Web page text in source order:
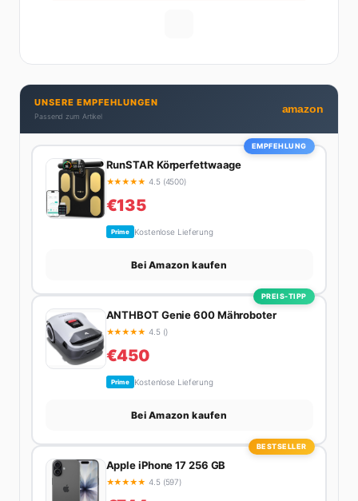
UNSERE EMPFEHLUNGEN
Passend zum Artikel
amazon
EMPFEHLUNG
RunSTAR Körperfettwaage
★★★★★ 4.5 (4500)
€135
Prime Kostenlose Lieferung
Bei Amazon kaufen
PREIS-TIPP
ANTHBOT Genie 600 Mähroboter
★★★★★ 4.5 ()
€450
Prime Kostenlose Lieferung
Bei Amazon kaufen
BESTSELLER
Apple iPhone 17 256 GB
★★★★★ 4.5 (597)